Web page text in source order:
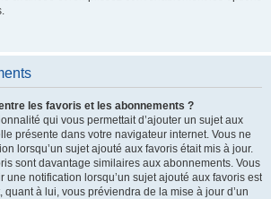
les favoris et les abonnements ?
qui vous permettait d’ajouter un sujet aux
présente dans votre navigateur internet. Vous ne
lorsqu’un sujet ajouté aux favoris était mis à jour.
sont davantage similaires aux abonnements. Vous
une notification lorsqu’un sujet ajouté aux favoris est
quant à lui, vous préviendra de la mise à jour d’un